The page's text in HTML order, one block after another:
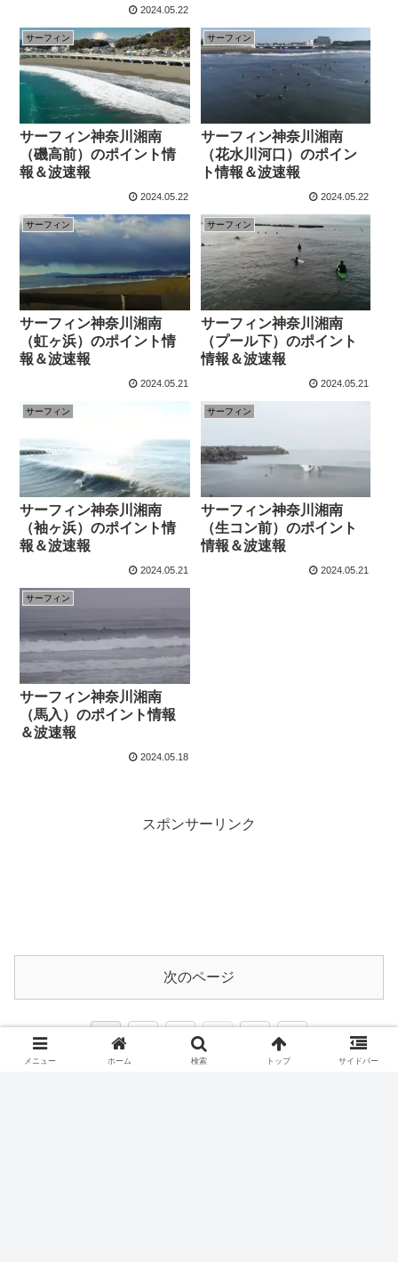
2024.05.22
サーフィン
サーフィン神奈川湘南
（磯高前）のポイント情
報＆波速報
2024.05.22
サーフィン
サーフィン神奈川湘南
（花水川河口）のポイン
ト情報＆波速報
2024.05.22
サーフィン
サーフィン神奈川湘南
（虹ヶ浜）のポイント情
報＆波速報
2024.05.21
サーフィン
サーフィン神奈川湘南
（プール下）のポイント
情報＆波速報
2024.05.21
サーフィン
サーフィン神奈川湘南
（袖ヶ浜）のポイント情
報＆波速報
2024.05.21
サーフィン
サーフィン神奈川湘南
（生コン前）のポイント
情報＆波速報
2024.05.21
サーフィン
サーフィン神奈川湘南
（馬入）のポイント情報
＆波速報
2024.05.18
スポンサーリンク
次のページ
メニュー ホーム 検索 トップ サイドバー